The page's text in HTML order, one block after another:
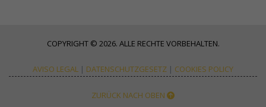
COPYRIGHT © 2026. ALLE RECHTE VORBEHALTEN.
AVISO LEGAL | DATENSCHUTZGESETZ | COOKIES POLICY
ZURÜCK NACH OBEN